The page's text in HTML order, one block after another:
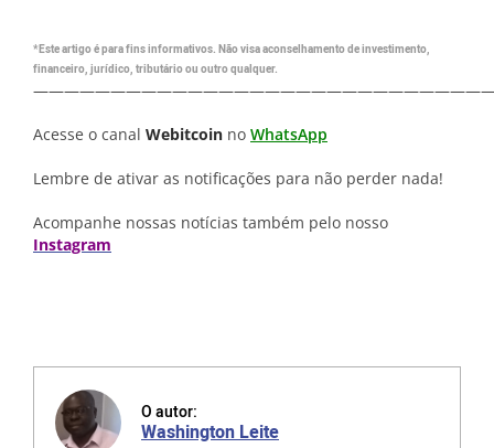
*Este artigo é para fins informativos. Não visa aconselhamento de investimento,
financeiro, jurídico, tributário ou outro qualquer.
Acesse o canal Webitcoin no WhatsApp
Lembre de ativar as notificações para não perder nada!
Acompanhe nossas notícias também pelo nosso
Instagram
O autor:
Washington Leite